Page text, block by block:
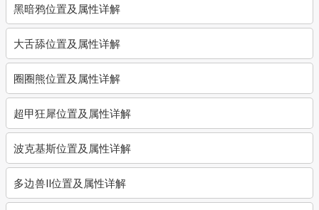
黑暗鸦位置及属性详解
大舌舔位置及属性详解
圈圈熊位置及属性详解
超甲狂犀位置及属性详解
波克基斯位置及属性详解
多边兽Ⅱ位置及属性详解